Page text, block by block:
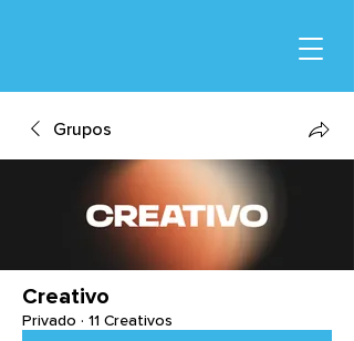
Grupos
Creativo
Privado · 11 Creativos